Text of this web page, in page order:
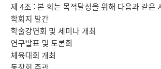
제 4조 : 본 회는 목적달성을 위해 다음과 같은
학회지 발간
학술강연회 및 세미나 개최
연구발표 및 토론회
체육대회 개최